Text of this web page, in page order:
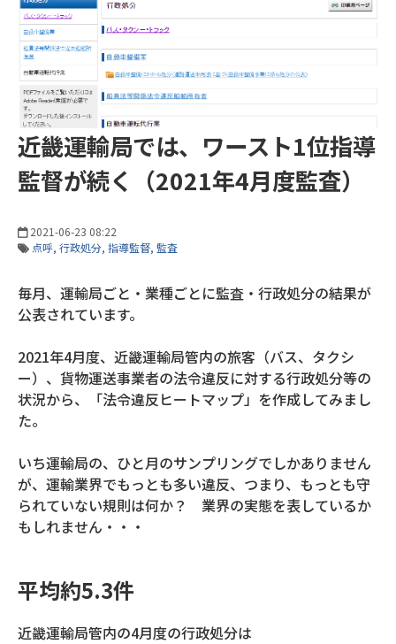
近畿運輸局では、ワースト1位指導
監督が続く（2021年4月度監査）
2021-06-23 08:22
点呼 行政処分 指導監督 監査
毎月、運輸局ごと・業種ごとに監査・行政処分の結果が
公表されています。
2021年4月度、近畿運輸局管内の旅客（バス、タクシ
ー）、貨物運送事業者の法令違反に対する行政処分等の
状況から、「法令違反ヒートマップ」を作成してみまし
た。
いち運輸局の、ひと月のサンプリングでしかありません
が、運輸業界でもっとも多い違反、つまり、もっとも守
られていない規則は何か？ 業界の実態を表しているか
もしれません・・・
平均約5.3件
近畿運輸局管内の4月度の行政処分は